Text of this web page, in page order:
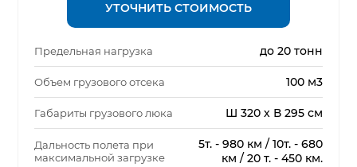
УТОЧНИТЬ СТОИМОСТЬ
Предельная нагрузка до 20 тонн
Объем грузового отсека 100 м3
Габариты грузового люка Ш 320 х В 295 см
Дальность полета при
максимальной загрузке
5т. - 980 км / 10т. - 680
км / 20 т. - 450 км.